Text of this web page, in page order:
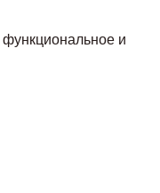
функциональное и